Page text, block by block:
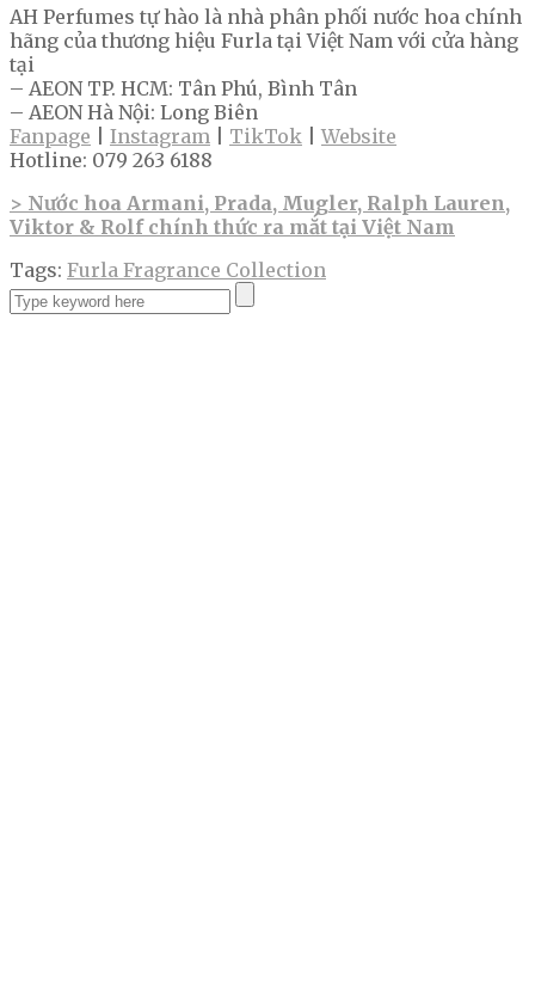
AH Perfumes tự hào là nhà phân phối nước hoa chính
hãng của thương hiệu Furla tại Việt Nam với cửa hàng
tại
– AEON TP. HCM: Tân Phú, Bình Tân
– AEON Hà Nội: Long Biên
Fanpage
Instagram TikTok |Website
Hotline: 079 263 6188
> Nước hoa Armani, Prada, Mugler, Ralph Lauren,
Viktor & Rolf chính thức ra mắt tại Việt Nam
Tags: Furla Fragrance Collection